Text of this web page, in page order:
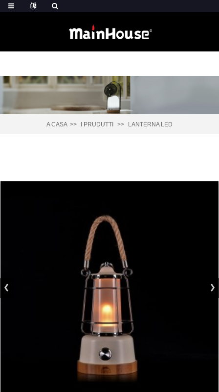
A CASA I PRUDUTTI LANTERNA LED